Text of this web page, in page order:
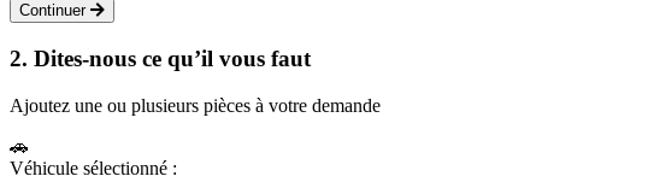
Continuer
2. Dites-nous ce qu’il vous faut
Ajoutez une ou plusieurs pièces à votre demande
🚗
Véhicule sélectionné :